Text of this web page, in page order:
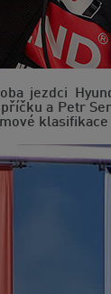
jezdci
a Petr